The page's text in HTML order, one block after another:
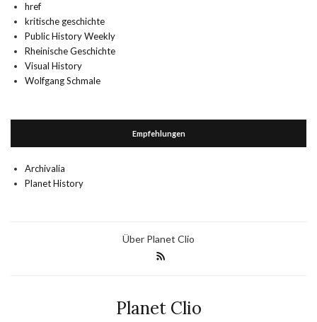
href
kritische geschichte
Public History Weekly
Rheinische Geschichte
Visual History
Wolfgang Schmale
Empfehlungen
Archivalia
Planet History
Über Planet Clio
Planet Clio